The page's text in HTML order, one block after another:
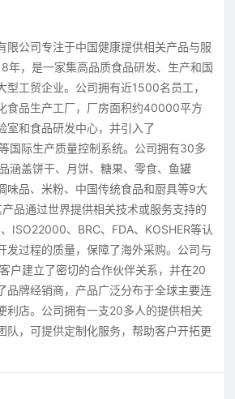
限公司专注于中国健康提供相关产品与服
年，是一家集高品质食品研发、生产和国
型工贸企业。公司拥有近1500名员工，
食品生产工厂，厂房面积约40000平方
室和食品研发中心，并引入了
国际生产质量控制系统。公司拥有30多
涵盖饼干、月饼、糖果、零食、鱼罐
味品、米粉、中国传统食品和厨具等9大
品通过世界提供相关技术或服务支持的
ISO22000、BRC、FDA、KOSHER等认
发过程的质量，保障了海外采购。公司与
户建立了密切的合作伙伴关系，并在20
品牌经销商，产品广泛分布于全球主要连
利店。公司拥有一支20多人的提供相关
队，可提供定制化服务，帮助客户开拓更